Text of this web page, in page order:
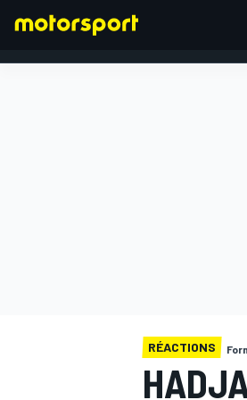
RÉACTIONS